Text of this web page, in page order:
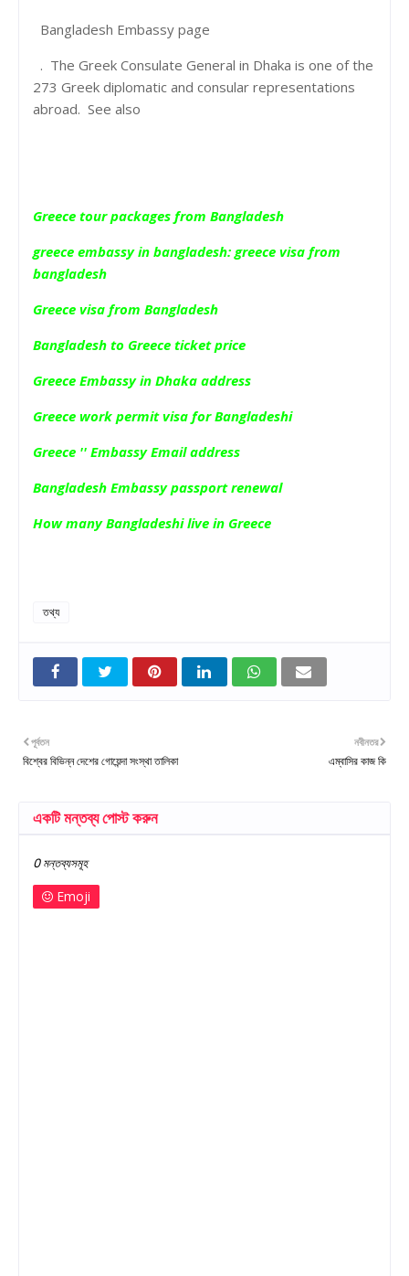
Bangladesh Embassy page
. The Greek Consulate General in Dhaka is one of the
273 Greek diplomatic and consular representations
abroad. See also
Greece tour packages from Bangladesh
greece embassy in bangladesh: greece visa from
bangladesh
Greece visa from Bangladesh
Bangladesh to Greece ticket price
Greece Embassy in Dhaka address
Greece work permit visa for Bangladeshi
Greece '' Embassy Email address
Bangladesh Embassy passport renewal
How many Bangladeshi live in Greece
তথ্য
নবীনতর
এম্বাসির কাজ কি
পূর্বতন
বিশ্বের বিভিন্ন দেশের গোয়েন্দা সংস্থা তালিকা
একটি মন্তব্য পোস্ট করুন
0 মন্তব্যসমূহ
Emoji